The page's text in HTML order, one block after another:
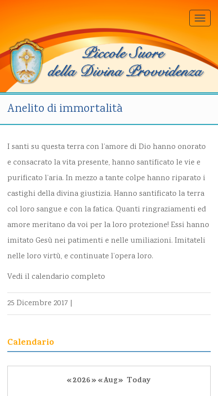
Anelito di immortalità
I santi su questa terra con l’amore di Dio hanno onorato
e consacrato la vita presente, hanno santificato le vie e
purificato l’aria. In mezzo a tante colpe hanno riparato i
castighi della divina giustizia. Hanno santificato la terra
col loro sangue e con la fatica. Quanti ringraziamenti ed
amore meritano da voi per la loro protezione! Essi hanno
imitato Gesù nei patimenti e nelle umiliazioni. Imitateli
nelle loro virtù, e continuate l’opera loro.
Vedi il calendario completo
25 Dicembre 2017 |
Calendario
«2026»«Aug» Today